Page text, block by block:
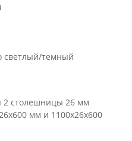
светлый/темный
2 столешницы 26 мм
мм и 1100х26х600